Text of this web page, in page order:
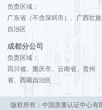
负责区域：
广东省（不含深圳市）、广西壮族
自治区
成都分公司
负责区域：
四川省、重庆市、云南省、贵州
省、西藏自治区
版权所有：中国质量认证中心